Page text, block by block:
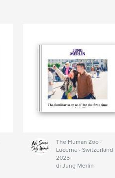
The Human Zoo ·
Lucerne · Switzerland
2025
di Jung Merlin